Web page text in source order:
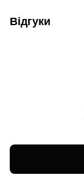
Відгуки